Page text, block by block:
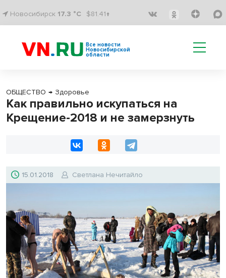
Новосибирск 17.3 °C $81.41↑
Все новости
Новосибирской
области
ОБЩЕСТВО → Здоровье
Как правильно искупаться на
Крещение-2018 и не замерзнуть
15.01.2018 Светлана Нечитайло